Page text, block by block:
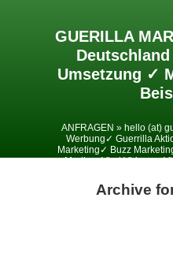
GUERILLA
Umsetzung ✓
ANFRAGEN » hello (at)
Werbung✓ Guerrilla
Marketing✓ Buzz
Media✓ Viral Videos✓
Archive